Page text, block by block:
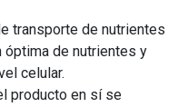
transporte de nutrientes
óptima de nutrientes y
celular.
producto en sí se